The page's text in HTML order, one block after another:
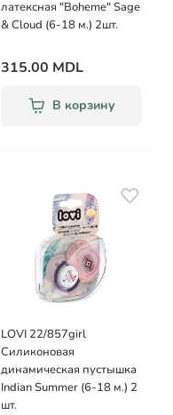
латексная "Boheme" Sage
& Cloud (6-18 м.) 2шт.
315.00 MDL
В корзину
LOVI 22/857girl
Силиконовая
динамическая пустышка
Indian Summer (6-18 м.) 2
шт.